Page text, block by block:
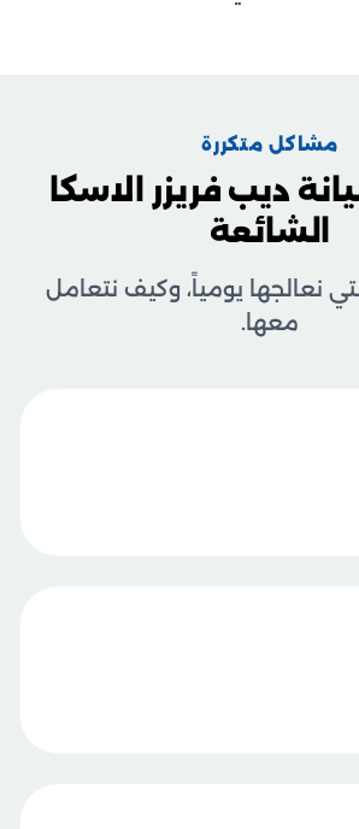
مشاكل متكررة
ديب فريزر الاسكا
الشائعة
نعالجها يومياً، وكيف نتعامل
معها.